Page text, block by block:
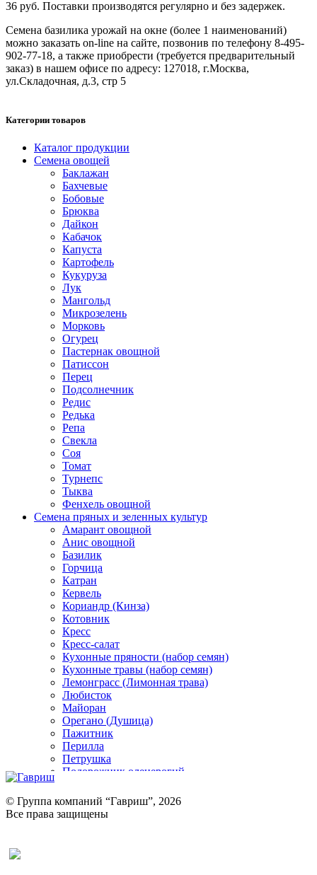
36 руб. Поставки производятся регулярно и без задержек.
Семена базилика урожай на окне (более 1 наименований)
можно заказать on-line на сайте, позвонив по телефону 8-495-
902-77-18, а также приобрести (требуется предварительный
заказ) в нашем офисе по адресу: 127018, г.Москва,
ул.Складочная, д.3, стр 5
Категории товаров
Каталог продукции
Семена овощей
Баклажан
Бахчевые
Бобовые
Брюква
Дайкон
Кабачок
Капуста
Картофель
Кукуруза
Лук
Мангольд
Микрозелень
Морковь
Огурец
Пастернак овощной
Патиссон
Перец
Подсолнечник
Редис
Редька
Репа
Свекла
Соя
Томат
Турнепс
Тыква
Фенхель овощной
Семена пряных и зеленных культур
Амарант овощной
Анис овощной
Базилик
Горчица
Катран
Кервель
Кориандр (Кинза)
Котовник
Кресс
Кресс-салат
Кухонные пряности (набор семян)
Кухонные травы (набор семян)
Лемонграсс (Лимонная трава)
Любисток
Майоран
Орегано (Душица)
Пажитник
Перилла
Петрушка
Подорожник оленерогий
Ревень
Рукола
Рута
© Группа компаний “Гавриш”, 2026
Все права защищены